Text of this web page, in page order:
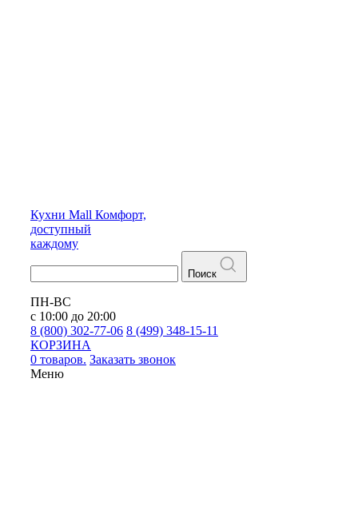
Кухни Mall Комфорт,
доступный
каждому
Поиск
ПН-ВС
с 10:00 до 20:00
8 (800) 302-77-06 8 (499) 348-15-11
КОРЗИНА
0 товаров. Заказать звонок
Меню